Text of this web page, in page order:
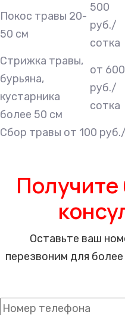
Покос травы 20-
50 см
500
руб./
сотка
Стрижка травы,
бурьяна,
кустарника
более 50 см
от 600
руб./
сотка
Сбор травы от 100
Оставьте ваш
перезвоним для